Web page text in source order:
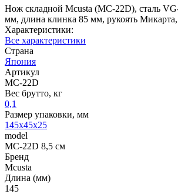
Нож складной Mcusta (MC-22D), сталь
мм, длина клинка 85 мм, рукоять
Характеристики:
Все характеристики
Страна
Япония
Артикул
MC-22D
Вес брутто, кг
0,1
Размер упаковки, мм
145x45x25
model
MC-22D 8,5 см
Бренд
Mcusta
Длина (мм)
145